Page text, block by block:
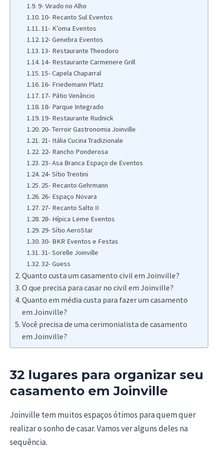
9- Virado no Alho
10- Recanto Sul Eventos
11- K’oma Eventos
12- Genebra Eventos
13- Restaurante Theodoro
14- Restaurante Carmenere Grill
15- Capela Chaparral
16- Friedemann Platz
17- Pátio Venâncio
18- Parque Integrado
19- Restaurante Rudnick
20- Terroir Gastronomia Joinville
21- Itália Cucina Tradizionale
22- Rancho Ponderosa
23- Asa Branca Espaço de Eventos
24- Sítio Trentini
25- Recanto Gehrmann
26- Espaço Novara
27- Recanto Salto II
28- Hípica Leme Eventos
29- Sítio AeroStar
30- BKR Eventos e Festas
31- Sorelle Joinville
32- Guess
Quanto custa um casamento civil em Joinville?
O que precisa para casar no civil em Joinville?
Quanto em média custa para fazer um casamento
em Joinville?
Você precisa de uma cerimonialista de casamento
em Joinville?
32 lugares para organizar seu
casamento em Joinville
Joinville tem muitos espaços ótimos para quem quer
realizar o sonho de casar. Vamos ver alguns deles na
sequência.